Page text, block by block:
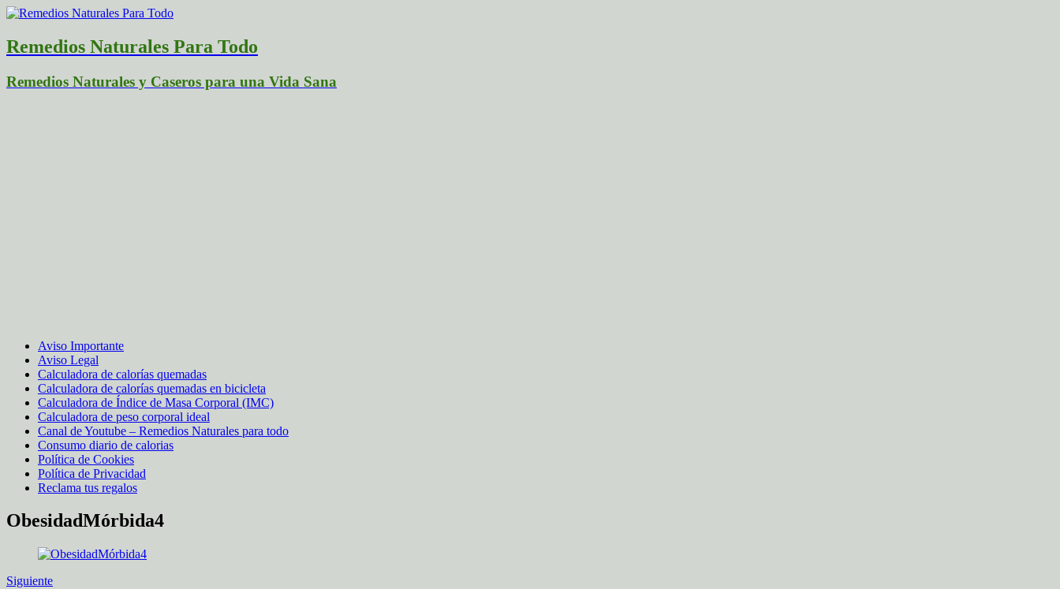
Remedios Naturales Para Todo
Remedios Naturales y Caseros para una Vida Sana
Aviso Importante
Aviso Legal
Calculadora de calorías quemadas
Calculadora de calorías quemadas en bicicleta
Calculadora de Índice de Masa Corporal (IMC)
Calculadora de peso corporal ideal
Canal de Youtube – Remedios Naturales para todo
Consumo diario de calorias
Política de Cookies
Política de Privacidad
Reclama tus regalos
ObesidadMórbida4
Siguiente